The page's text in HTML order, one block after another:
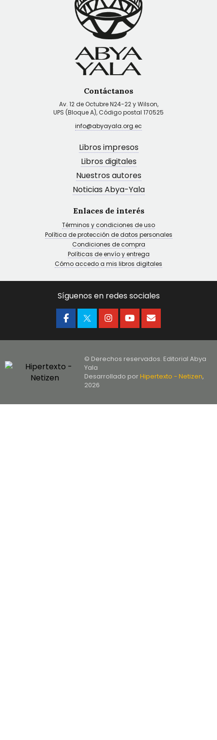
Contáctanos
Av. 12 de Octubre N24-22 y Wilson,
UPS (Bloque A), Código postal 170525
info@abyayala.org.ec
Libros impresos
Libros digitales
Nuestros autores
Noticias Abya-Yala
Enlaces de interés
Términos y condiciones de uso
Política de protección de datos personales
Condiciones de compra
Políticas de envío y entrega
Cómo accedo a mis libros digitales
Síguenos en redes sociales
© Derechos reservados. Editorial Abya
Yala
Desarrollado porHipertexto - Netizen,
2026